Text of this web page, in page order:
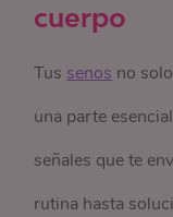
cuerpo
Tus senos no
una parte
señales que te
rutina hasta